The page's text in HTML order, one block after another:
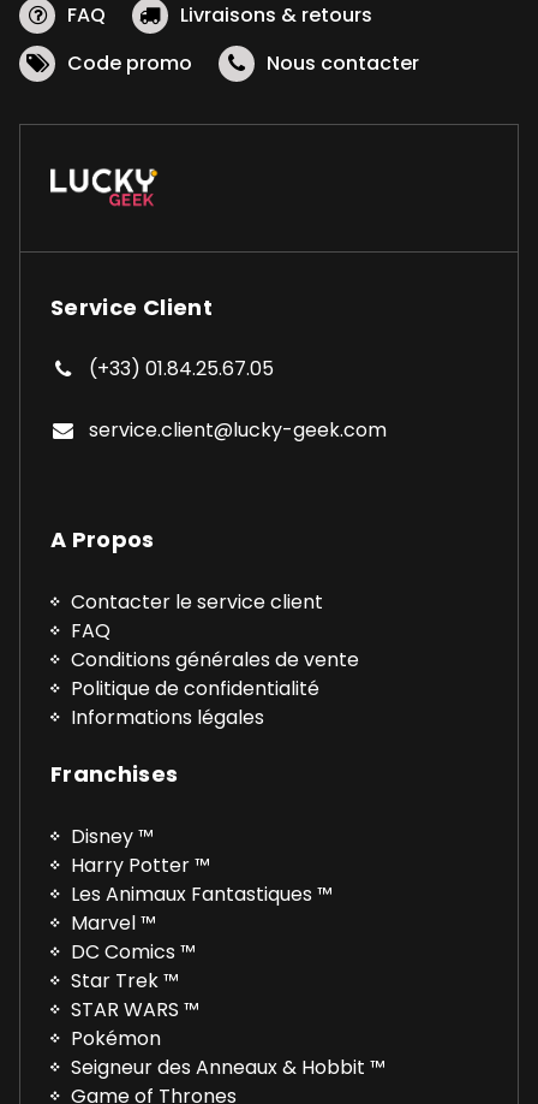
FAQ
Livraisons & retours
Code promo
Nous contacter
Service Client
(+33) 01.84.25.67.05
service.client@lucky-geek.com
A Propos
Contacter le service client
FAQ
Conditions générales de vente
Politique de confidentialité
Informations légales
Franchises
Disney ™
Harry Potter ™
Les Animaux Fantastiques ™
Marvel ™
DC Comics ™
Star Trek ™
STAR WARS ™
Pokémon
Seigneur des Anneaux & Hobbit ™
Game of Thrones